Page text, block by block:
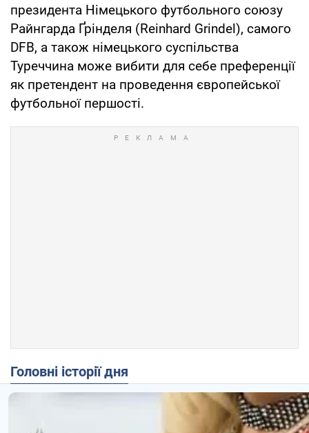
президента Німецького футбольного союзу
Райнгарда Ґрінделя (Reinhard Grindel), самого
DFB, а також німецького суспільства
Туреччина може вибити для себе преференції
як претендент на проведення європейської
футбольної першості.
Головні історії дня